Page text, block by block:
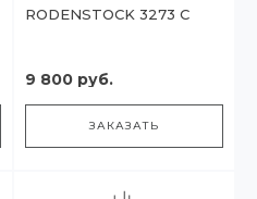
RODENSTOCK 3273 C
9 800 руб.
ЗАКАЗАТЬ